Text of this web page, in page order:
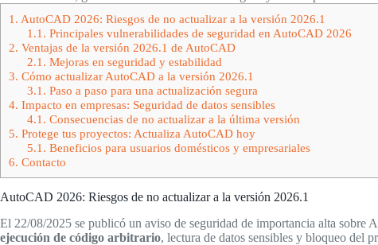
1. AutoCAD 2026: Riesgos de no actualizar a la versión 2026.1
1.1. Principales vulnerabilidades de seguridad en AutoCAD 2026
2. Ventajas de la versión 2026.1 de AutoCAD
2.1. Mejoras en seguridad y estabilidad
3. Cómo actualizar AutoCAD a la versión 2026.1
3.1. Paso a paso para una actualización segura
4. Impacto en empresas: Seguridad de datos sensibles
4.1. Consecuencias de no actualizar a la última versión
5. Protege tus proyectos: Actualiza AutoCAD hoy
5.1. Beneficios para usuarios domésticos y empresariales
6. Contacto
AutoCAD 2026: Riesgos de no actualizar a la versión 2026.1
El 22/08/2025 se publicó un aviso de seguridad de importancia alta
ejecución de código arbitrario, lectura de datos sensibles y bloqueo del